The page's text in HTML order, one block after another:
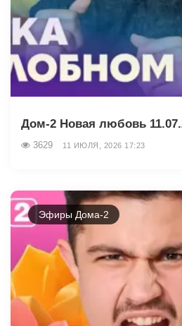
Дом-2 Новая любовь
3629 11 ИЮЛЯ, 2026 17:23
Эфиры Дома-2